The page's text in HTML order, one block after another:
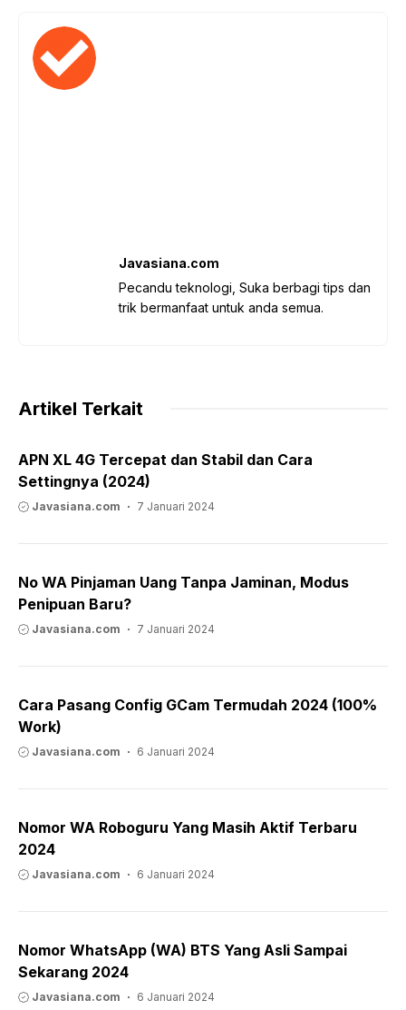
Javasiana.com
Pecandu teknologi, Suka berbagi tips dan
trik bermanfaat untuk anda semua.
Artikel Terkait
APN XL 4G Tercepat dan Stabil dan Cara
Settingnya (2024)
Javasiana.com 7 Januari 2024
No WA Pinjaman Uang Tanpa Jaminan, Modus
Penipuan Baru?
Javasiana.com 7 Januari 2024
Cara Pasang Config GCam Termudah 2024 (100%
Work)
Javasiana.com 6 Januari 2024
Nomor WA Roboguru Yang Masih Aktif Terbaru
2024
Javasiana.com 6 Januari 2024
Nomor WhatsApp (WA) BTS Yang Asli Sampai
Sekarang 2024
Javasiana.com 6 Januari 2024